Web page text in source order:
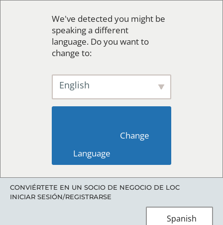
We've detected you might be
speaking a different
language. Do you want to
change to:
English
Language
CONVIÉRTETE EN UN SOCIO DE NEGOCIO DE LOC
INICIAR SESIÓN/REGISTRARSE
Spanish